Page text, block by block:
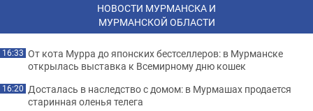
НОВОСТИ МУРМАНСКА И
МУРМАНСКОЙ ОБЛАСТИ
16:33 От кота Мурра до японских бестселлеров: в Мурманске
открылась выставка к Всемирному дню кошек
16:20 Досталась в наследство с домом: в Мурмашах продается
старинная оленья телега